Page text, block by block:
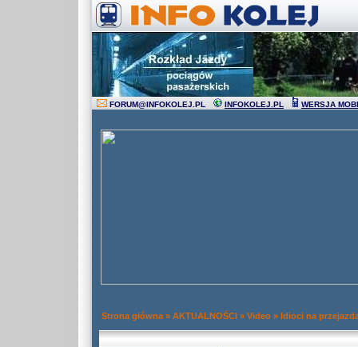
FORUM@INFOKOLEJ.PL INFOKOLEJ.PL WERSJA
Strona główna » AKTUALNOŚCI » Video » Idioci na